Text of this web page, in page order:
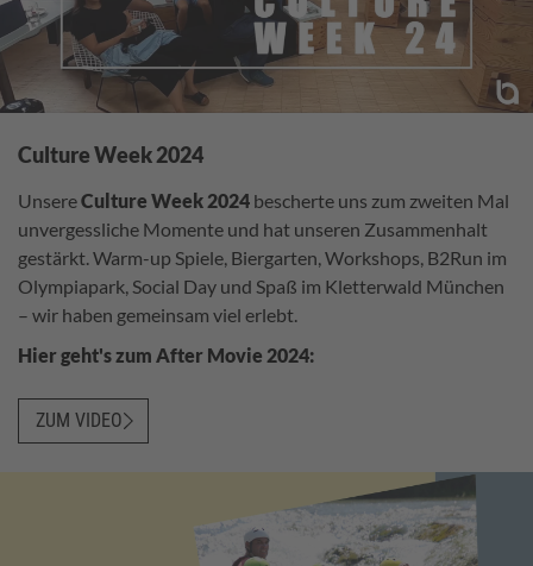
Culture Week 2024
UnsereCulture Week 2024 bescherte uns zum zweiten Mal
unvergessliche Momente und hat unseren Zusammenhalt
gestärkt. Warm-up Spiele, Biergarten, Workshops, B2Run im
Olympiapark, Social Day und Spaß im Kletterwald München
– wir haben gemeinsam viel erlebt.
Hier geht's zum After Movie 2024:
ZUM VIDEO